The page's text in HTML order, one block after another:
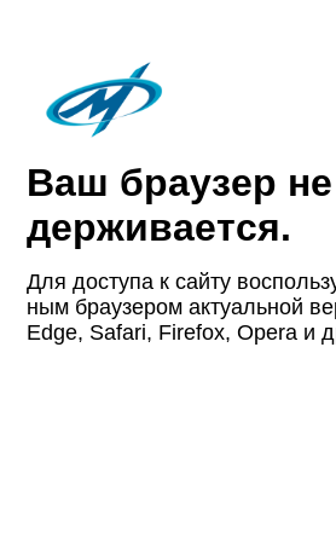
Ваш браузер
держи­вается.
Для доступа к сайту
ным браузером актуаль­ной
Edge, Safari, Firefox, Opera и